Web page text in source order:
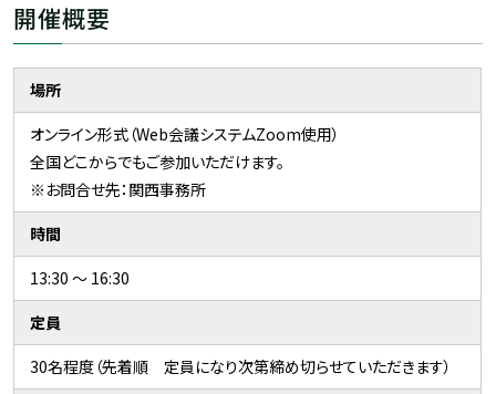
開催概要
場所
オンライン形式（Web会議システムZoom使用）
全国どこからでもご参加いただけます。
※お問合せ先：関西事務所
時間
13:30 ～ 16:30
定員
30名程度（先着順 定員になり次第締め切らせていただきます）